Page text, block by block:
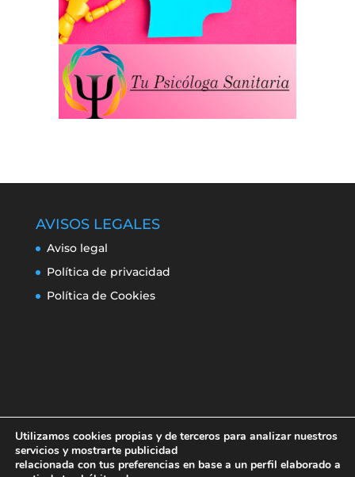
AVISOS LEGALES
Aviso legal
Política de privacidad
Política de Cookies
Utilizamos cookies propias y de terceros para analizar nuestros
servicios y mostrarte publicidad
relacionada con tus preferencias en base a un perfil elaborado a